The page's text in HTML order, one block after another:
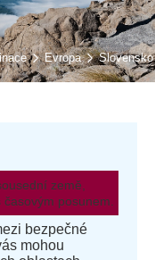
Evropa Slovensko
země,
posunem.
bezpečné
mohou